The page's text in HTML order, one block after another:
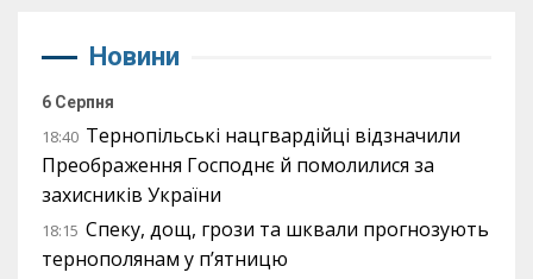
Новини
6 Серпня
18:40 Тернопільські нацгвардійці відзначили
Преображення Господнє й помолилися за
захисників України
18:15 Спеку, дощ, грози та шквали прогнозують
тернополянам у п’ятницю